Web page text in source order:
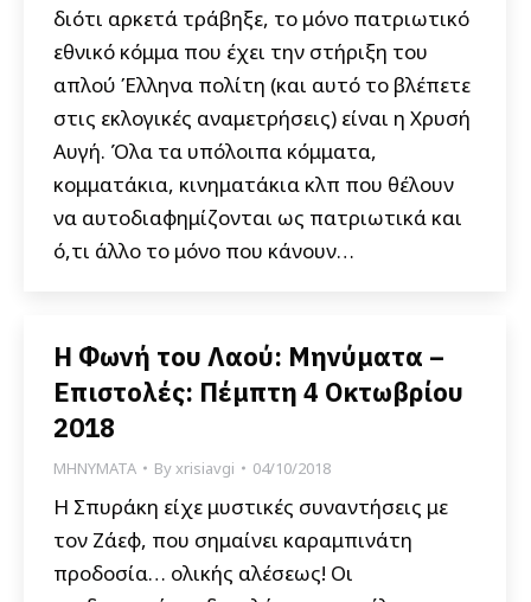
διότι αρκετά τράβηξε, το μόνο πατριωτικό
εθνικό κόμμα που έχει την στήριξη του
απλού Έλληνα πολίτη (και αυτό το βλέπετε
στις εκλογικές αναμετρήσεις) είναι η Χρυσή
Αυγή. Όλα τα υπόλοιπα κόμματα,
κομματάκια, κινηματάκια κλπ που θέλουν
να αυτοδιαφημίζονται ως πατριωτικά και
ό,τι άλλο το μόνο που κάνουν…
Η Φωνή του Λαού: Μηνύματα –
Επιστολές: Πέμπτη 4 Οκτωβρίου
2018
ΜΗΝΥΜΑΤΑ Byxrisiavgi 04/10/2018
Η Σπυράκη είχε μυστικές συναντήσεις με
τον Ζάεφ, που σημαίνει καραμπινάτη
προδοσία… ολικής αλέσεως! Οι